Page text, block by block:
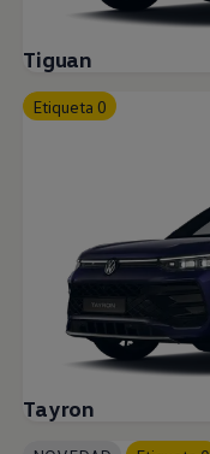
Tiguan
Etiqueta 0
Tayron